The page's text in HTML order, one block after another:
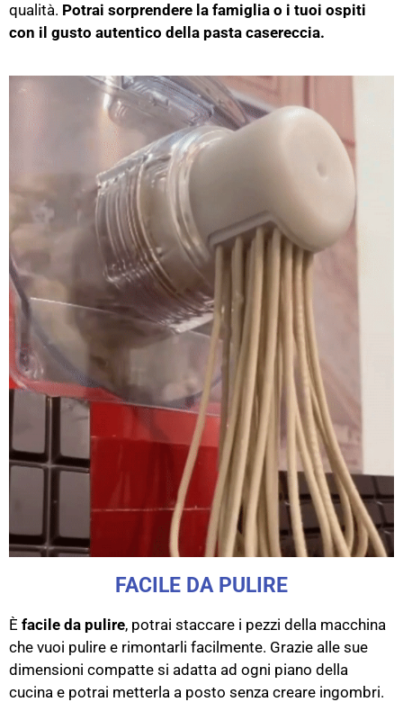
qualità. Potrai sorprendere la famiglia o i tuoi ospiti
con il gusto autentico della pasta casereccia.
FACILE DA PULIRE
È facile da pulire, potrai staccare i pezzi della macchina
che vuoi pulire e rimontarli facilmente. Grazie alle sue
dimensioni compatte si adatta ad ogni piano della
cucina e potrai metterla a posto senza creare ingombri.